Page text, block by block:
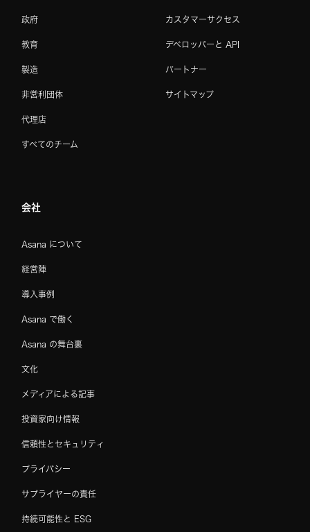
政府
教育
製造
非営利団体
代理店
すべてのチーム
カスタマーサクセス
デベロッパーと API
パートナー
サイトマップ
会社
Asana について
経営陣
導入事例
Asana で働く
Asana の舞台裏
文化
メディアによる記事
投資家向け情報
信頼性とセキュリティ
プライバシー
サプライヤーの責任
持続可能性と ESG